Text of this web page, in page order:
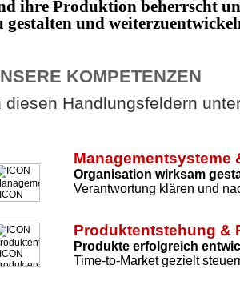
ihre Produktion beherrscht
gestalten und
KOMPETENZEN
diesen Handlungsfeldern
Managementsysteme
Organisation wirksam
Verantwortung klären und
Produktentstehung &
Produkte erfolgreich
Time-to-Market gezielt